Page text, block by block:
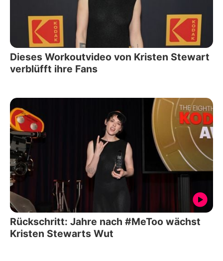
Dieses Workoutvideo von Kristen Stewart
verblüfft ihre Fans
Rückschritt: Jahre nach #MeToo wächst
Kristen Stewarts Wut